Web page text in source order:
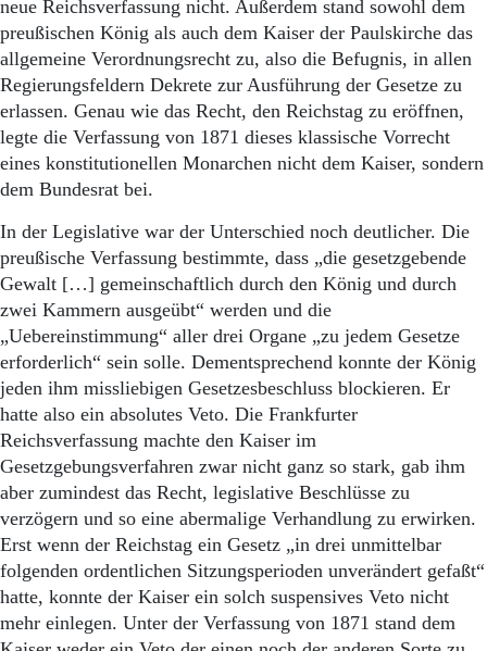
neue Reichsverfassung nicht. Außerdem stand sowohl dem
preußischen König als auch dem Kaiser der Paulskirche das
allgemeine Verordnungsrecht zu, also die Befugnis, in allen
Regierungsfeldern Dekrete zur Ausführung der Gesetze zu
erlassen. Genau wie das Recht, den Reichstag zu eröffnen,
legte die Verfassung von 1871 dieses klassische Vorrecht
eines konstitutionellen Monarchen nicht dem Kaiser, sondern
dem Bundesrat bei.
In der Legislative war der Unterschied noch deutlicher. Die
preußische Verfassung bestimmte, dass „die gesetzgebende
Gewalt […] gemeinschaftlich durch den König und durch
zwei Kammern ausgeübt“ werden und die
„Uebereinstimmung“ aller drei Organe „zu jedem Gesetze
erforderlich“ sein solle. Dementsprechend konnte der König
jeden ihm missliebigen Gesetzesbeschluss blockieren. Er
hatte also ein absolutes Veto. Die Frankfurter
Reichsverfassung machte den Kaiser im
Gesetzgebungsverfahren zwar nicht ganz so stark, gab ihm
aber zumindest das Recht, legislative Beschlüsse zu
verzögern und so eine abermalige Verhandlung zu erwirken.
Erst wenn der Reichstag ein Gesetz „in drei unmittelbar
folgenden ordentlichen Sitzungsperioden unverändert gefaßt“
hatte, konnte der Kaiser ein solch suspensives Veto nicht
mehr einlegen. Unter der Verfassung von 1871 stand dem